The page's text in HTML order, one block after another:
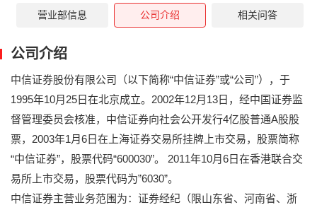
营业部信息 公司介绍 相关问答
公司介绍
中信证券股份有限公司（以下简称“中信证券”或“公司”），于
1995年10月25日在北京成立。2002年12月13日，经中国证券监
督管理委员会核准，中信证券向社会公开发行4亿股普通A股股
票，2003年1月6日在上海证券交易所挂牌上市交易，股票简称
“中信证券”，股票代码“600030”。 2011年10月6日在香港联合交
易所上市交易，股票代码为”6030”。
中信证券主营业务范围为：证券经纪（限山东省、河南省、浙